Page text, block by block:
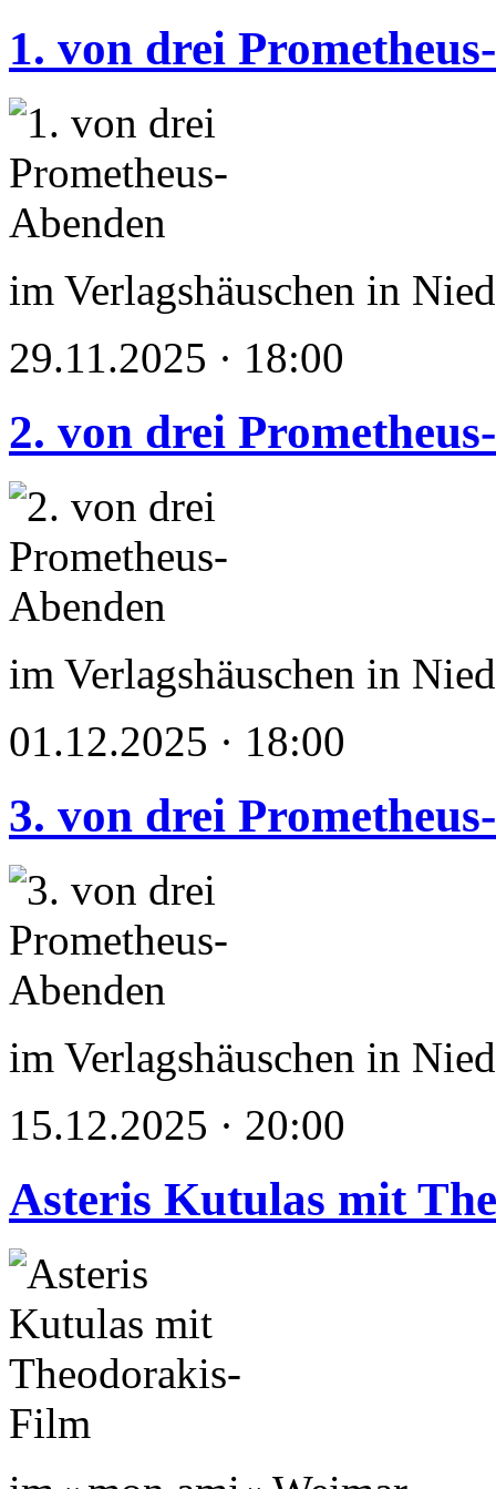
1. von drei
im Verlagshäuschen in
29.11.2025 · 18:00
2. von drei
im Verlagshäuschen in
01.12.2025 · 18:00
3. von drei
im Verlagshäuschen in
15.12.2025 · 20:00
Asteris Kutulas mit